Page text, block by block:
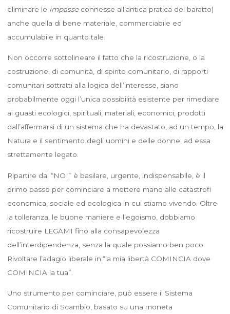
eliminare le impasse connesse all’antica pratica del baratto)
anche quella di bene materiale, commerciabile ed
accumulabile in quanto tale.
Non occorre sottolineare il fatto che la ricostruzione, o la
costruzione, di comunità, di spirito comunitario, di rapporti
comunitari sottratti alla logica dell’interesse, siano
probabilmente oggi l’unica possibilità esistente per rimediare
ai guasti ecologici, spirituali, materiali, economici, prodotti
dall’affermarsi di un sistema che ha devastato, ad un tempo, la
Natura e il sentimento degli uomini e delle donne, ad essa
strettamente legato.
Ripartire dal “NOI” è basilare, urgente, indispensabile, è il
primo passo per cominciare a mettere mano alle catastrofi
economica, sociale ed ecologica in cui stiamo vivendo. Oltre
la tolleranza, le buone maniere e l’egoismo, dobbiamo
ricostruire LEGAMI fino alla consapevolezza
dell’interdipendenza, senza la quale possiamo ben poco.
Rivoltare l’adagio liberale in:“la mia libertà COMINCIA dove
COMINCIA la tua”.
Uno strumento per cominciare, può essere il Sistema
Comunitario di Scambio, basato su una moneta